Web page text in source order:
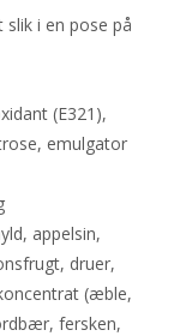
i en pose på
(E321),
emulgator
appelsin,
druer,
(æble,
fersken,